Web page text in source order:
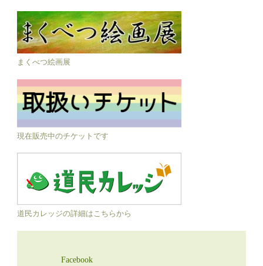
まくべつ絵画展
現在販売中のチケットです
道民カレッジの詳細はこちらから
Facebook